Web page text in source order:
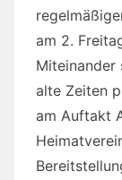
am 2.
Miteinander
alte Zeiten
am Auftakt